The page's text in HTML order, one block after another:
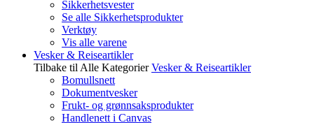
Sikkerhetsvester
Se alle Sikkerhetsprodukter
Verktøy
Vis alle varene
Vesker & Reiseartikler
Tilbake til Alle Kategorier Vesker & Reiseartikler
Bomullsnett
Dokumentvesker
Frukt- og grønnsaksprodukter
Handlenett i Canvas